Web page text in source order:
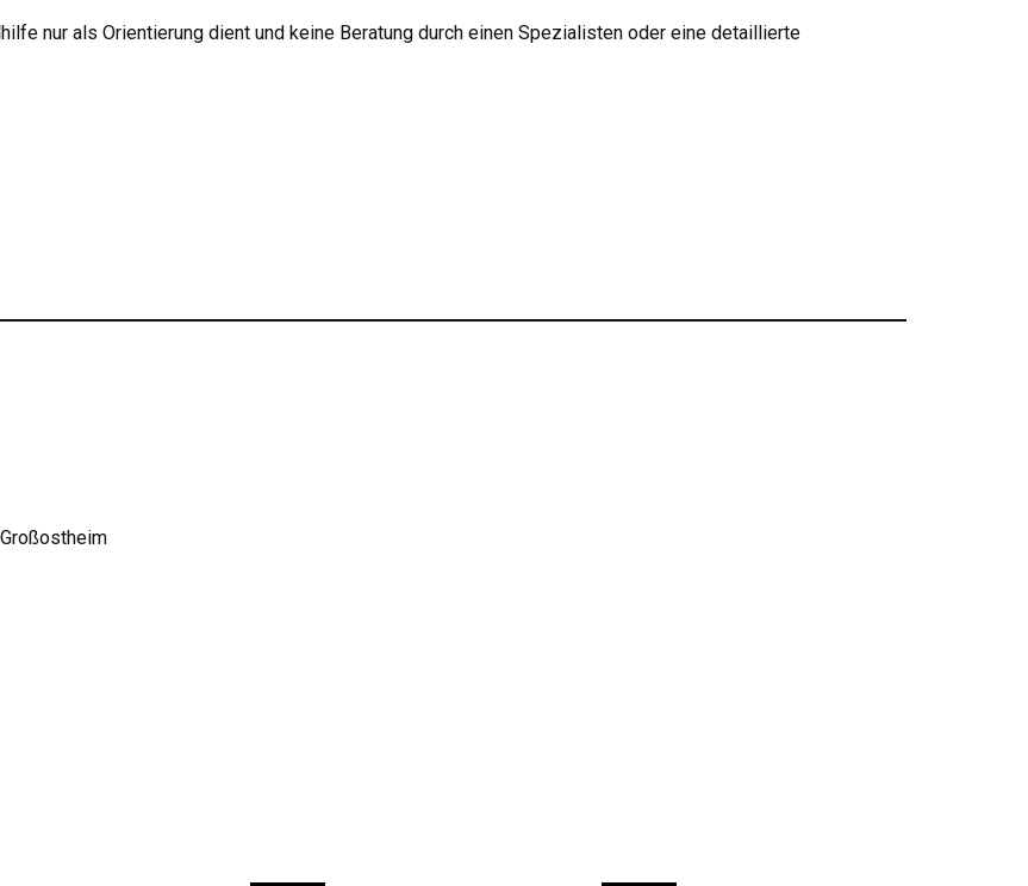
nur als Orientierung dient und keine Beratung durch einen Spezialisten oder eine detaillierte